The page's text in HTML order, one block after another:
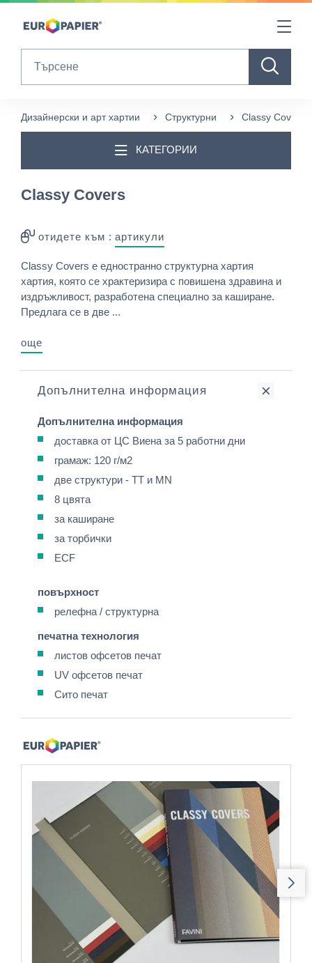
Table Of Content
Дизайнерски и арт хартии Структурни Classy Covers
КАТЕГОРИИ
Classy Covers
отидете към : артикули
Classy Covers е едностранно структурна хартия
хартия, която се храктеризира с повишена здравина и
издръжливост, разработена специално за каширане.
Предлага се в две ...
още
Допълнителна информация
Допълнителна информация
доставка от ЦС Виена за 5 работни дни
грамаж: 120 г/м2
две структури - ТТ и МN
8 цвята
за каширане
за торбички
ECF
повърхност
релефна / структурна
печатна технология
листов офсетов печат
UV офсетов печат
Сито печат